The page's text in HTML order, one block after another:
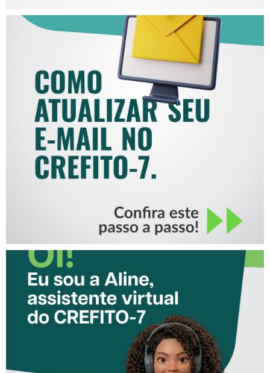
COMO ATUALIZAR SEU E-
MAIL NO CREFITO-7
CONHEÇA A ‘ALINE’,
ASSISTENTE VIRTUAL DO
CREFITO-7